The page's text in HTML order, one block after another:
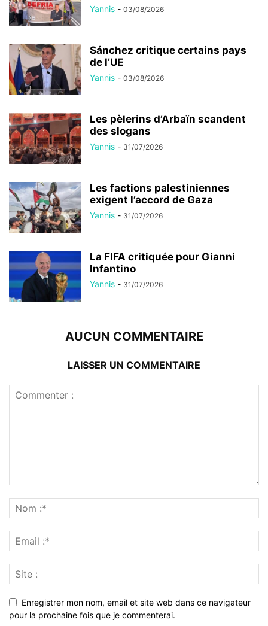
Yannis - 03/08/2026
Sánchez critique certains pays
de l’UE
Yannis - 03/08/2026
Les pèlerins d’Arbaïn scandent
des slogans
Yannis - 31/07/2026
Les factions palestiniennes
exigent l’accord de Gaza
Yannis - 31/07/2026
La FIFA critiquée pour Gianni
Infantino
Yannis - 31/07/2026
AUCUN COMMENTAIRE
LAISSER UN COMMENTAIRE
Enregistrer mon nom, email et site web dans ce navigateur
pour la prochaine fois que je commenterai.